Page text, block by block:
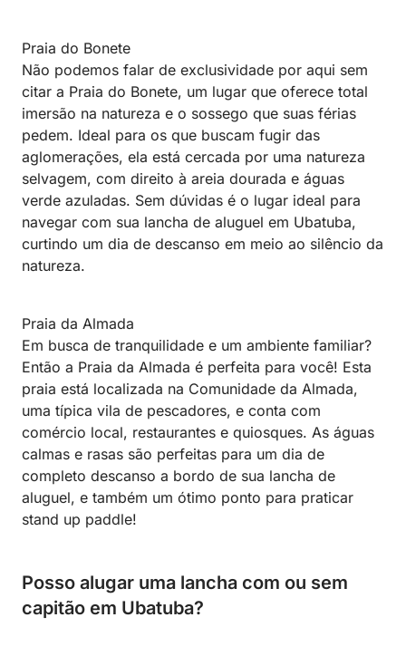
Praia do Bonete
Não podemos falar de exclusividade por aqui sem
citar a Praia do Bonete, um lugar que oferece total
imersão na natureza e o sossego que suas férias
pedem. Ideal para os que buscam fugir das
aglomerações, ela está cercada por uma natureza
selvagem, com direito à areia dourada e águas
verde azuladas. Sem dúvidas é o lugar ideal para
navegar com sua lancha de aluguel em Ubatuba,
curtindo um dia de descanso em meio ao silêncio da
natureza.
Praia da Almada
Em busca de tranquilidade e um ambiente familiar?
Então a Praia da Almada é perfeita para você! Esta
praia está localizada na Comunidade da Almada,
uma típica vila de pescadores, e conta com
comércio local, restaurantes e quiosques. As águas
calmas e rasas são perfeitas para um dia de
completo descanso a bordo de sua lancha de
aluguel, e também um ótimo ponto para praticar
stand up paddle!
Posso alugar uma lancha com ou sem
capitão em Ubatuba?